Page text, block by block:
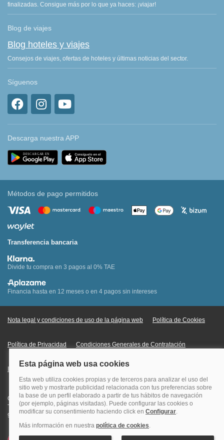
finalizadas. Consigue más por lo que ya haces: ¡viajar!
Blog de viajes
Blog hoteles y viajes
Consejos de viajes, ofertas de hoteles y últimas noticias del sector.
Síguenos
Descarga nuestra APP
Métodos de pago permitidos
Transferencia bancaria
Divide tu compra en 3 pagos al 0% TAE
Financia hasta en 12 meses o en 4 pagos sin intereses
Nota legal y condiciones de uso de la página web Política de Cookies
Política de Privacidad Condiciones Generales de Contratación
Información Legal sobre Mercados en Línea
Quehoteles.com - Especialistas en hoteles © Copyright Veturis Travel S.A.
Todos los derechos reservados. Autorización nº I-AV0000879.4 Tel: +34
915759999